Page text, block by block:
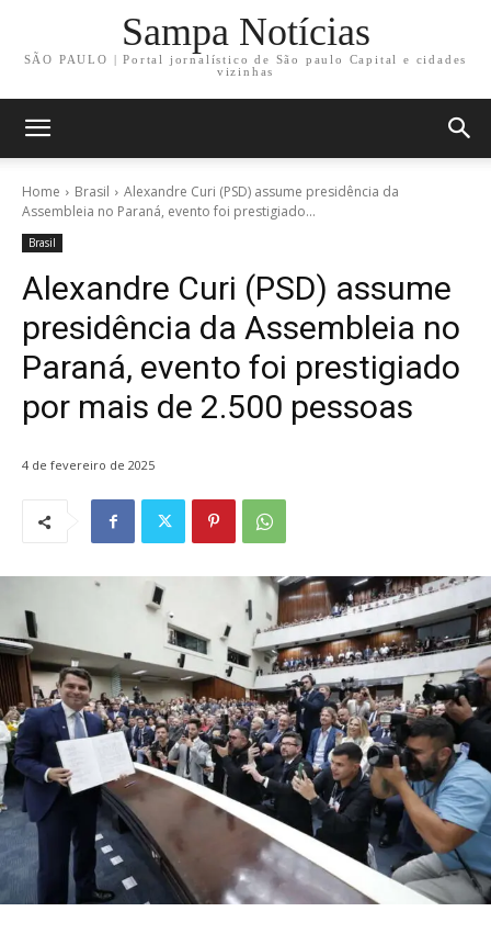
Sampa Notícias
SÃO PAULO | Portal jornalístico de São paulo Capital e cidades
vizinhas
Home Brasil
Alexandre Curi (PSD) assume presidência da
Assembleia no Paraná, evento foi prestigiado...
Brasil
Alexandre Curi (PSD) assume
presidência da Assembleia no
Paraná, evento foi prestigiado
por mais de 2.500 pessoas
4 de fevereiro de 2025